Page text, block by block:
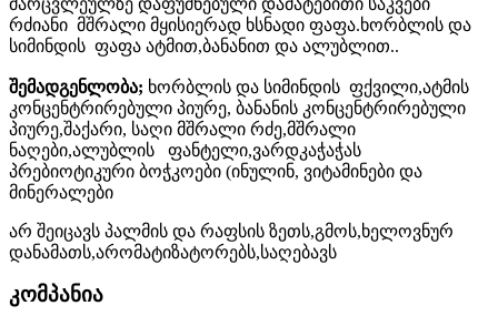
რძიანი მშრალი მყისიერად ხსნადი ფაფა.ხორბლის და
სიმინდის ფაფა ატმით,ბანანით და ალუბლით..
შემადგენლობა; ხორბლის და სიმინდის ფქვილი,ატმის
კონცენტრირებული პიურე, ბანანის კონცენტრირებული
პიურე,შაქარი, საღი მშრალი რძე,მშრალი
ნაღები,ალუბლის ფანტელი,ვარდკაჭაჭას
პრებიოტიკური ბოჭკოები (ინულინ, ვიტამინები და
მინერალები
არ შეიცავს პალმის და რაფსის ზეთს,გმოს,ხელოვნურ
დანამათს,არომატიზატორებს,საღებავს
კომპანია